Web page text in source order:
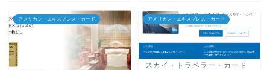
アメリカン・エキスプレス・カード アメリカン・エキスプレス・カード
スカイ・トラベラー・カード